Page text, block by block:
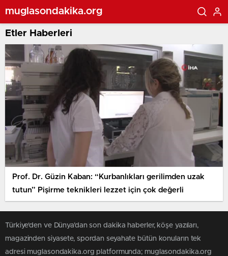
muglasondakika.org
Etler Haberleri
Prof. Dr. Güzin Kaban: “Kurbanlıkları gerilimden uzak
tutun” Pişirme teknikleri lezzet için çok değerli
Türkiye'den ve Dünya’dan son dakika haberler, köşe yazıları,
magazinden siyasete, spordan seyahate bütün konuların tek
adresi muglasondakika.org platformunda; muglasondakika.org